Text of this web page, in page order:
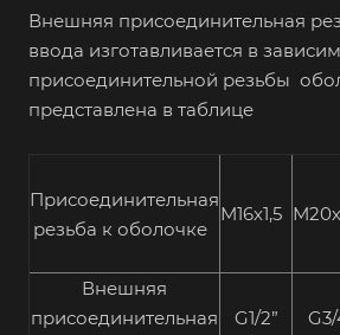
Внешняя присоединительная
ввода изготавливается в
присоединительной резьбы
представлена в таблице
Присоединительная
резьба к оболочке
М16х1,5
Внешняя
присоединительная
G1/2” G3/